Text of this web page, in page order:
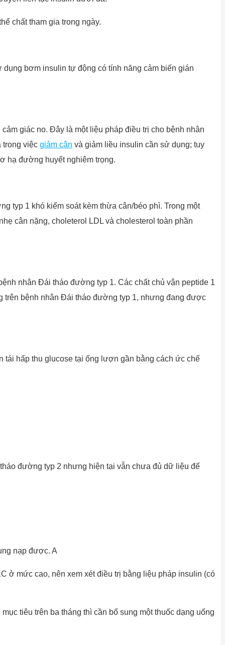
chất tham gia trong ngày.
bơm insulin tự động có tính năng cảm biến gián
giác no. Đây là một liệu pháp điều trị cho bệnh nhân
trong việc giảm cân và giảm liều insulin cần sử dụng; tuy
hạ đường huyết nghiêm trọng.
typ 1 khó kiểm soát kèm thừa cân/béo phì. Trong một
cân nặng, choleterol LDL và cholesterol toàn phần
nhân Đái tháo đường typ 1. Các chất chủ vận peptide 1
trên bệnh nhân Đái tháo đường typ 1, nhưng đang được
tái hấp thu glucose tại ống lượn gần bằng cách ức chế
đường typ 2 nhưng hiện tại vẫn chưa đủ dữ liệu để
nạp được. A
mức cao, nên xem xét điều trị bằng liệu pháp insulin (có
tiêu trên ba tháng thì cần bổ sung một thuốc dạng uống